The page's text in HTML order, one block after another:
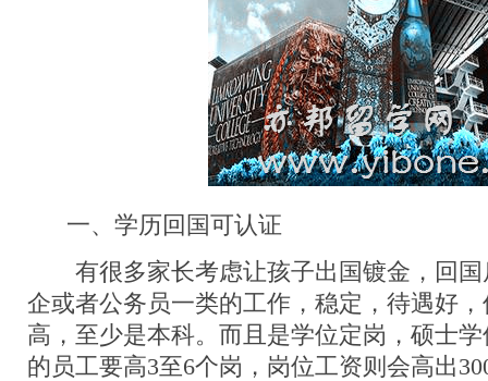
一、学历回国可认证
有很多家长考虑让孩子出国镀金，回国
企或者公务员一类的工作，稳定，待遇好
高，至少是本科。而且是学位定岗，硕士
的员工要高3至6个岗，岗位工资则会高出